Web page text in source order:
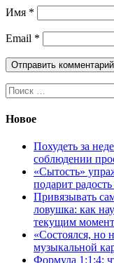
Имя *
Email *
Поиск:
Новое
Похудеть за
соблюдении
«Сытость»
подарит
Привязывать
ловушка: как
текущим
«Состоялся, но
музыкальной
Формула 1:1:4: